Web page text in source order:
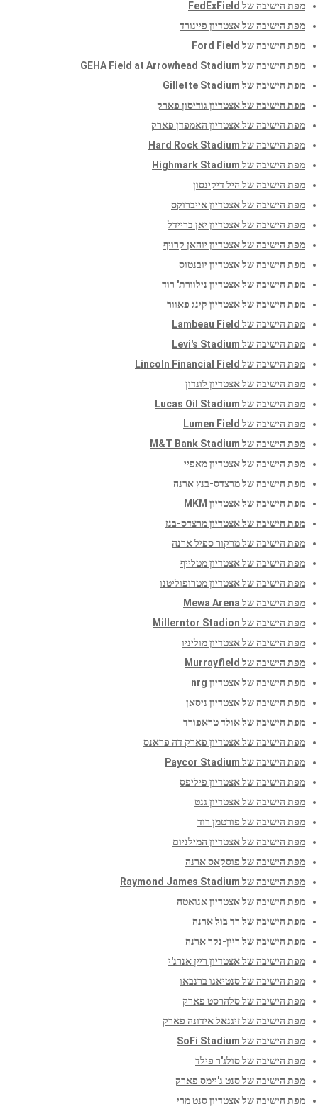
מפת הישיבה של FedExField
מפת הישיבה של אצטדיון פיינורד
מפת הישיבה של Ford Field
מפת הישיבה של GEHA Field at Arrowhead Stadium
מפת הישיבה של Gillette Stadium
מפת הישיבה של אצטדיון גודיסון פארק
מפת הישיבה של אצטדיון האמפדן פארק
מפת הישיבה של Hard Rock Stadium
מפת הישיבה של Highmark Stadium
מפת הישיבה של היל דיקינסון
מפת הישיבה של אצטדיון אייברוקס
מפת הישיבה של אצטדיון יאן בריידל
מפת הישיבה של אצטדיון יוהאן קרויף
מפת הישיבה של אצטדיון יובנטוס
מפת הישיבה של אצטדיון נילוורת' רוד
מפת הישיבה של אצטדיון קינג פאוור
מפת הישיבה של Lambeau Field
מפת הישיבה של Levi's Stadium
מפת הישיבה של Lincoln Financial Field
מפת הישיבה של אצטדיון לונדון
מפת הישיבה של Lucas Oil Stadium
מפת הישיבה של Lumen Field
מפת הישיבה של M&T Bank Stadium
מפת הישיבה של אצטדיון מאפיי
מפת הישיבה של מרצדס-בנץ ארנה
מפת הישיבה של אצטדיון MKM
מפת הישיבה של אצטדיון מרצדס-בנז
מפת הישיבה של מרקור ספיל ארנה
מפת הישיבה של אצטדיון מטלייף
מפת הישיבה של אצטדיון מטרופוליטנו
מפת הישיבה של Mewa Arena
מפת הישיבה של Millerntor Stadion
מפת הישיבה של אצטדיון מוליניו
מפת הישיבה של Murrayfield
מפת הישיבה של אצטדיון nrg
מפת הישיבה של אצטדיון ניסאן
מפת הישיבה של אולד טראפורד
מפת הישיבה של אצטדיון פארק דה פראנס
מפת הישיבה של Paycor Stadium
מפת הישיבה של אצטדיון פיליפס
מפת הישיבה של אצטדיון גנט
מפת הישיבה של פורטמן רוד
מפת הישיבה של אצטדיון המילניום
מפת הישיבה של פוסקאס ארנה
מפת הישיבה של Raymond James Stadium
מפת הישיבה של אצטדיון אנואטה
מפת הישיבה של רד בול ארנה
מפת הישיבה של ריין-נקר ארנה
מפת הישיבה של אצטדיון ריין אנרג'י
מפת הישיבה של סנטיאגו ברנבאו
מפת הישיבה של סלהרסט פארק
מפת הישיבה של זיגנאל אידונה פארק
מפת הישיבה של SoFi Stadium
מפת הישיבה של סולג'ר פילד
מפת הישיבה של סנט ג'יימס פארק
מפת הישיבה של אצטדיון סנט מרי